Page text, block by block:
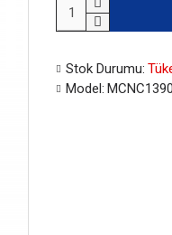
Stok Durumu:
Model: